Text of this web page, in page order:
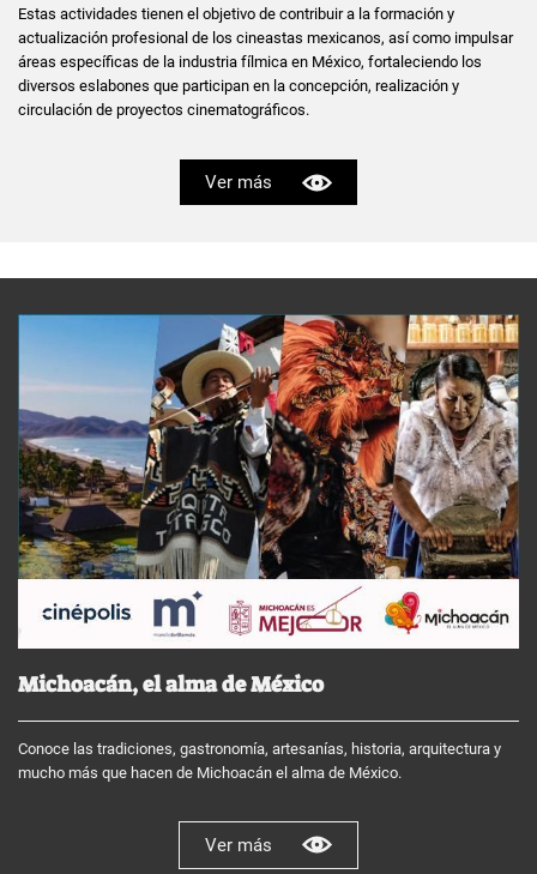
Estas actividades tienen el objetivo de contribuir a la formación y
actualización profesional de los cineastas mexicanos, así como impulsar
áreas específicas de la industria fílmica en México, fortaleciendo los
diversos eslabones que participan en la concepción, realización y
circulación de proyectos cinematográficos.
Ver más
Michoacán, el alma de México
Conoce las tradiciones, gastronomía, artesanías, historia, arquitectura y
mucho más que hacen de Michoacán el alma de México.
Ver más